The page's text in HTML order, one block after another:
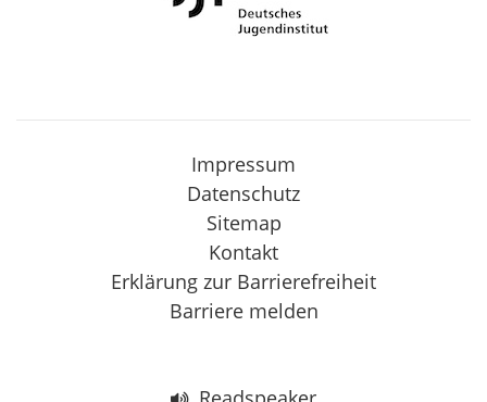
Impressum
Datenschutz
Sitemap
Kontakt
Erklärung zur Barrierefreiheit
Barriere melden